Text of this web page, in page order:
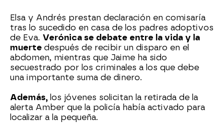
Elsa y Andrés prestan declaración en comisaría
tras lo sucedido en casa de los padres adoptivos
de Eva. Verónica se debate entre la vida y la
muerte después de recibir un disparo en el
abdomen, mientras que Jaime ha sido
secuestrado por los criminales a los que debe
una importante suma de dinero.
Además, los jóvenes solicitan la retirada de la
alerta Amber que la policía había activado para
localizar a la pequeña.